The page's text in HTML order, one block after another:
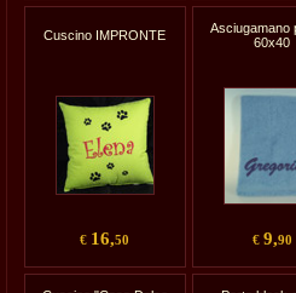
Cuscino IMPRONTE
€ 16,50
Asciugamano
60x40
€ 9,90